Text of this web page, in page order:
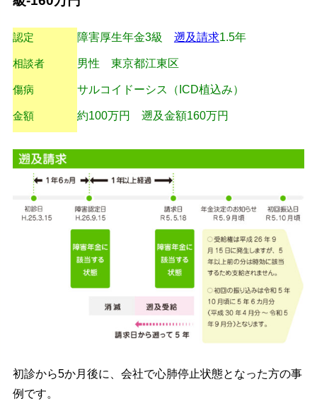
認定 障害厚生年金3級 遡及請求1.5年
相談者 男性 東京都江東区
傷病 サルコイドーシス（ICD植込み）
金額 約100万円 遡及金額160万円
初診から5か月後に、会社で心肺停止状態となった方の事
例です。